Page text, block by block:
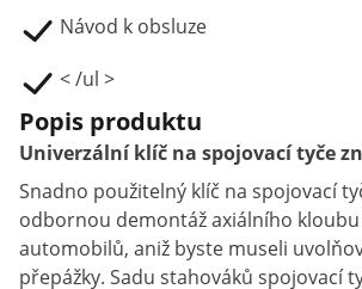
Návod k obsluze
< /ul >
Popis produktu
Univerzální klíč na spojovací tyče
Snadno použitelný klíč na spojovací
odbornou demontáž axiálního
automobilů, aniž byste museli
přepážky. Sadu stahováků spojovací